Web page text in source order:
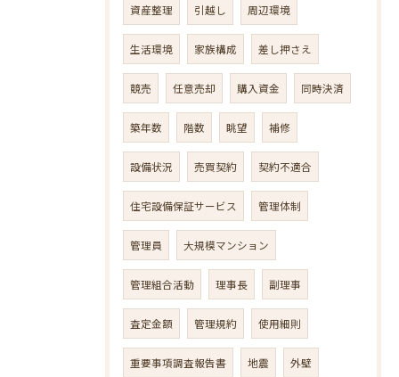
資産整理 引越し 周辺環境
生活環境 家族構成 差し押さえ
競売 任意売却 購入資金 同時決済
築年数 階数 眺望 補修
設備状況 売買契約 契約不適合
住宅設備保証サービス 管理体制
管理員 大規模マンション
管理組合活動 理事長 副理事
査定金額 管理規約 使用細則
重要事項調査報告書 地震 外壁